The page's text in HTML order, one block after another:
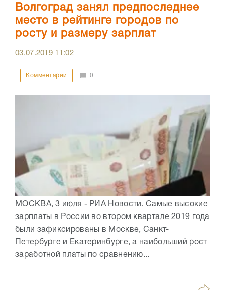
Волгоград занял предпоследнее
место в рейтинге городов по
росту и размеру зарплат
03.07.2019 11:02
Комментарии 0
МОСКВА, 3 июля - РИА Новости. Самые высокие
зарплаты в России во втором квартале 2019 года
были зафиксированы в Москве, Санкт-
Петербурге и Екатеринбурге, а наибольший рост
заработной платы по сравнению...